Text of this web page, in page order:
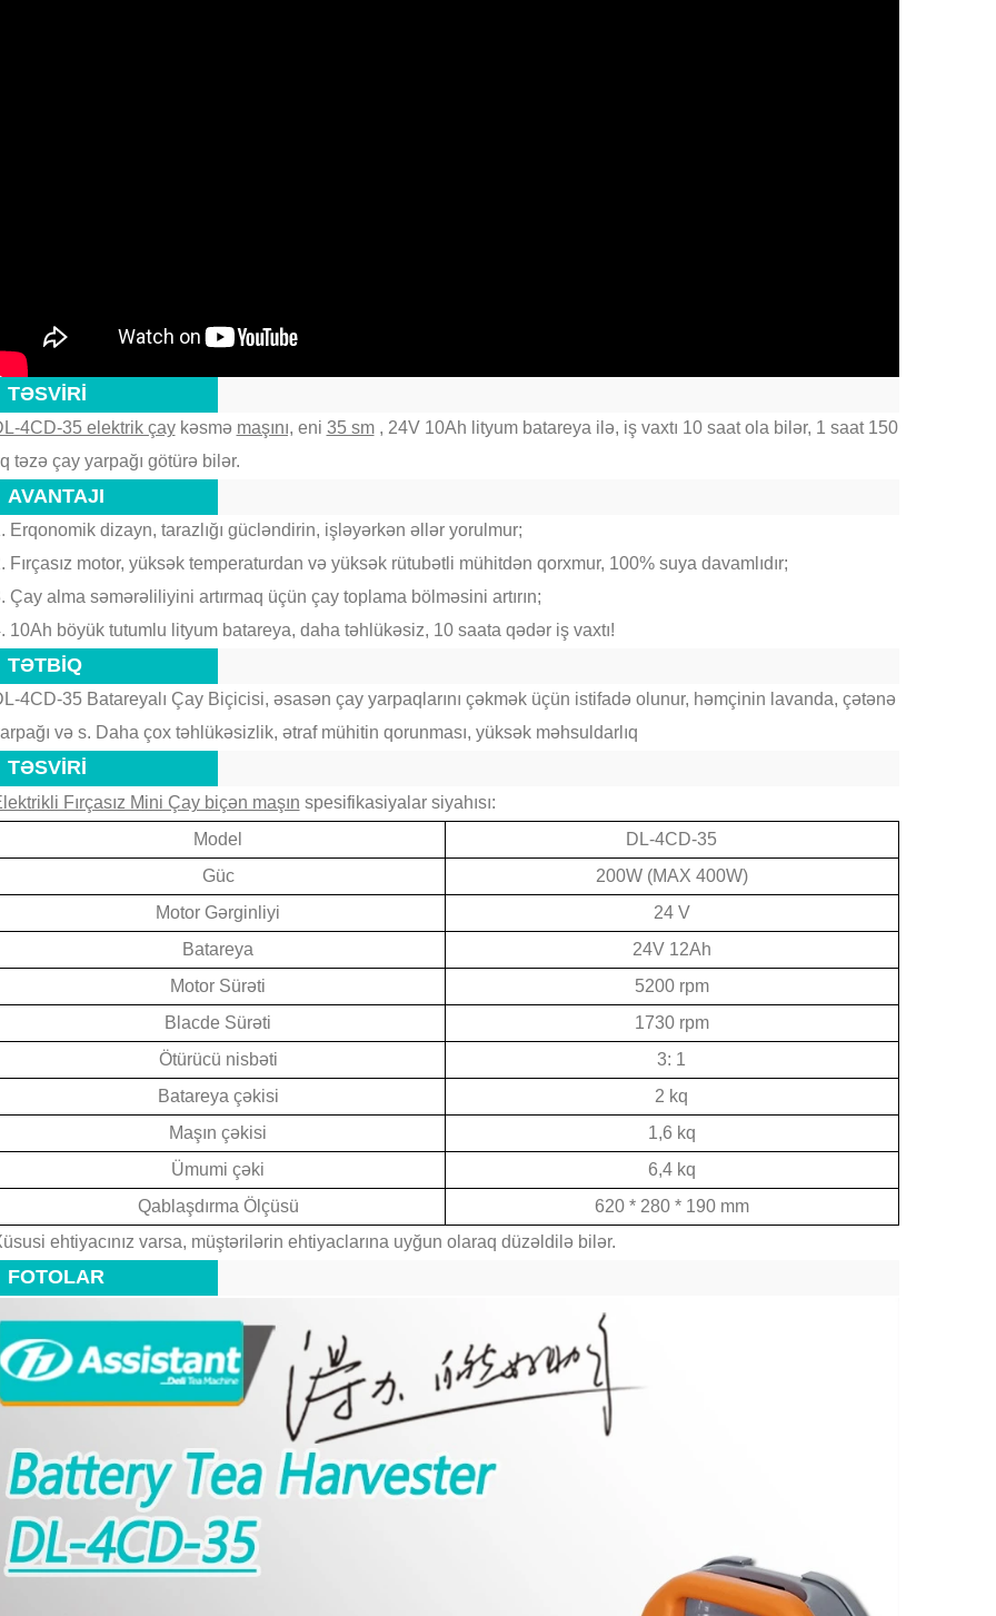
2026-08-04 16:16:30
TƏSVİRİ
4CD-35 elektrik çaykəsmə maşını, eni 35 sm, 24V 10Ah lityum batareya ilə, iş vaxtı 10 saat ola bilər, 1 saat 150
təzə çay yarpağı götürə bilər.
AVANTAJI
Erqonomik dizayn, tarazlığı gücləndirin, işləyərkən əllər yorulmur;
Fırçasız motor, yüksək temperaturdan və yüksək rütubətli mühitdən qorxmur, 100% suya davamlıdır;
Çay alma səmərəliliyini artırmaq üçün çay toplama bölməsini artırın;
10Ah böyük tutumlu lityum batareya, daha təhlükəsiz, 10 saata qədər iş vaxtı!
TƏTBİQ
4CD-35 Batareyalı Çay Biçicisi, əsasən çay yarpaqlarını çəkmək üçün istifadə olunur, həmçinin lavanda, çətənə
və s. Daha çox təhlükəsizlik, ətraf mühitin qorunması, yüksək məhsuldarlıq
TƏSVİRİ
Fırçasız Mini Çay biçən maşın spesifikasiyalar siyahısı:
Model
DL-4CD-35
Güc
200W (MAX 400W)
Motor Gərginliyi
24 V
Batareya
24V 12Ah
Motor Sürəti
5200 rpm
Blacde Sürəti
1730 rpm
Ötürücü nisbəti
3: 1
Batareya çəkisi
2 kq
Maşın çəkisi
1,6 kq
Ümumi çəki
6,4 kq
Qablaşdırma Ölçüsü
620 * 280 * 190 mm
ehtiyacınız varsa, müştərilərin ehtiyaclarına uyğun olaraq düzəldilə bilər.
FOTOLAR